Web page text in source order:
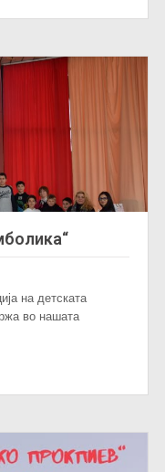
на детската
во нашата